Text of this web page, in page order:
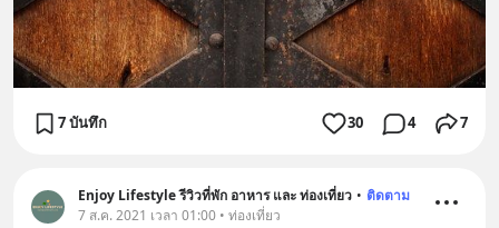
7 บันทึก 30 4 7
Enjoy Lifestyle รีวิวที่พัก อาหาร และ ท่องเที่ยว • ติดตาม
7 ส.ค. 2021 เวลา 01:00 • ท่องเที่ยว